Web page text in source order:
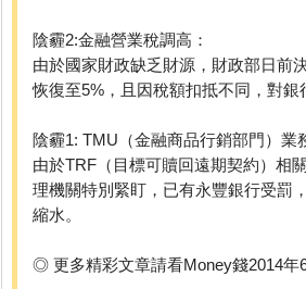
陰霾2:金融營業稅調高：
由於國家財政缺乏財源，財政部日前
恢復至5%，且因稅額扣抵不同，對銀
陰霾1: TMU（金融商品行銷部門）業
由於TRF（目標可贖回遠期契約）相
理機關特別緊盯，已有永豐銀行受罰
縮水。
◎ 更多精彩文章請看Money錢2014年